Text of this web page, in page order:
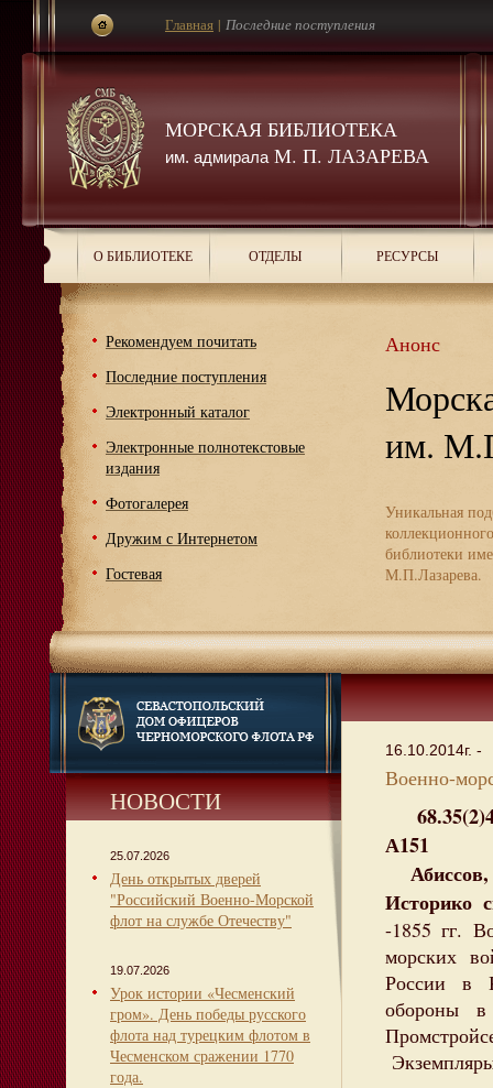
МОРСКАЯ БИБЛИОТЕКА
им. адмиралаМ. П. ЛАЗАРЕВА
Главная | Последние поступления
О БИБЛИОТЕКЕ ОТДЕЛЫ РЕСУРСЫ
Рекомендуем почитать
Последние поступления
Электронный каталог
Электронные полнотекстовые
издания
Фотогалерея
Дружим с Интернетом
Гостевая
Анонс
им.
Уникальная
библиотеки
М.П.Лазарева.
НОВОСТИ
25.07.2026
День открытых дверей
"Российский Военно-Морской
флот на службе Отечеству"
19.07.2026
Урок истории «Чесменский
гром». День победы русского
флота над турецким флотом в
Чесменском сражении 1770
года.
16.10.2014г. -
Военно-
А151
Абиссов,
Историко
-1855 гг.
морских
России в
обороны